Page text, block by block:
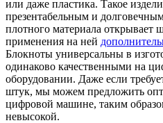
или даже пластика. Такое
презентабельным и
плотного материала открывает
применения на ней
Блокноты универсальны в
одинаково качественными на
оборудовании. Даже если
штук, мы можем предложить
цифровой машине, таким
невысокой.